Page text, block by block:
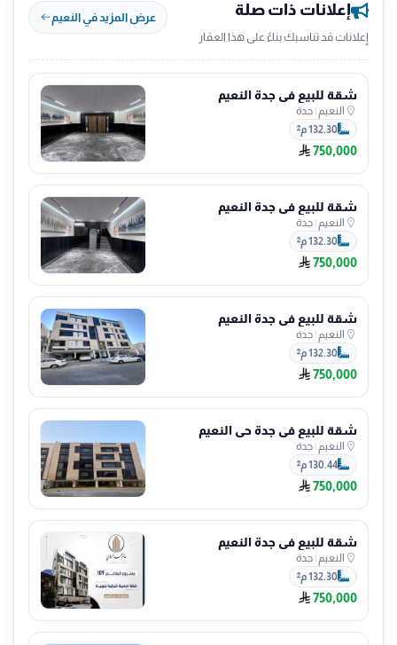
إعلانات ذات صلة
إعلانات قد تناسبك بناءً على هذا العقار
عرض المزيد في النعيم
شقة للبيع في جدة النعيم
النعيم | جدة
132.30 م²
750,000
شقة للبيع في جدة النعيم
النعيم | جدة
132.30 م²
750,000
شقة للبيع في جدة النعيم
النعيم | جدة
132.30 م²
750,000
شقة للبيع في جدة حي النعيم
النعيم | جدة
130.44 م²
750,000
شقة للبيع في جدة النعيم
النعيم | جدة
132.30 م²
750,000